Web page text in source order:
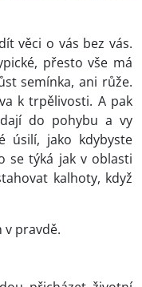
věci o vás bez vás.
přesto vše má
semínka, ani růže.
k trpělivosti. A pak
do pohybu a vy
úsilí, jako kdybyste
se týká jak v oblasti
kalhoty, když
v pravdě.